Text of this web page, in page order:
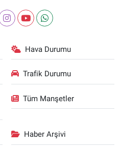
Hava Durumu
Trafik Durumu
Tüm Manşetler
Haber Arşivi